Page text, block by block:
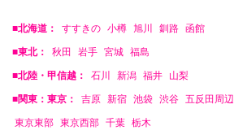
■北海道： すすきの 小樽 旭川 釧路 函館
■東北： 秋田 岩手 宮城 福島
■北陸・甲信越： 石川 新潟 福井 山梨
■関東：東京： 吉原 新宿 池袋 渋谷 五反田周辺
東京東部 東京西部 千葉 栃木